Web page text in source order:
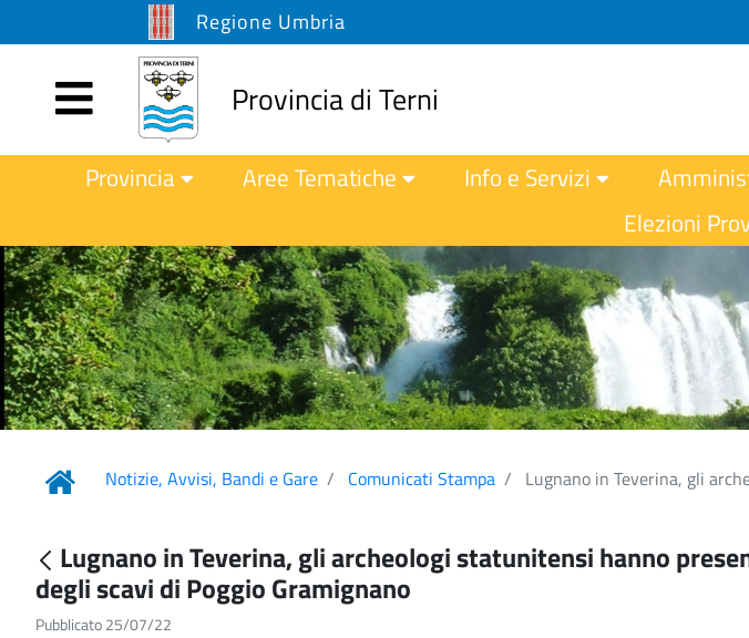
Regione Umbria
Provincia di Terni
Provincia Aree Tematiche Info e Servizi
Elezioni
Notizie, Avvisi, Bandi e Gare Comunicati Stampa Lugnano in Teverina, gli
Lugnano in Teverina, gli archeologi statunitensi hanno
degli scavi di Poggio Gramignano
Pubblicato 25/07/22